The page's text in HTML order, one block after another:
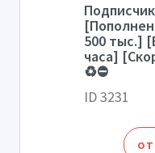
500 тыс.]
часа]
♻️⛔
ID 3231
от